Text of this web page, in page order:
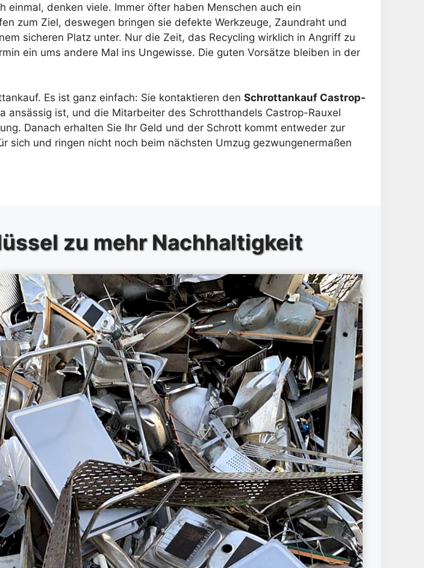
denken viele. Immer öfter haben Menschen auch ein
zum Ziel, deswegen bringen sie defekte Werkzeuge, Zaundraht und
sicheren Platz unter. Nur die Zeit, das Recycling wirklich in Angriff zu
ein ums andere Mal ins Ungewisse. Die guten Vorsätze bleiben in der
Es ist ganz einfach: Sie kontaktieren den Schrottankauf Castrop-
ansässig ist, und die Mitarbeiter des Schrotthandels Castrop-Rauxel
Danach erhalten Sie Ihr Geld und der Schrott kommt entweder zur
sich und ringen nicht noch beim nächsten Umzug gezwungenermaßen
zu mehr Nachhaltigkeit